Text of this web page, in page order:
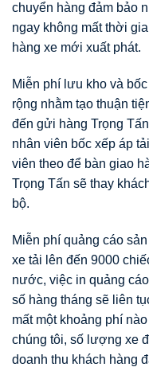
chuyển hàng đảm bảo
ngay không mất thời
hàng xe mới xuất phát.
Miễn phí lưu kho và
rộng nhằm tạo thuận
đến gửi hàng Trọng
nhân viên bốc xếp áp
viên theo để bàn giao
Trọng Tấn sẽ thay
bộ.
Miễn phí quảng cáo
xe tải lên đến 9000
nước, việc in quảng
số hàng tháng sẽ liên
mất một khoảng phí
chúng tôi, số lượng xe
doanh thu khách hàng